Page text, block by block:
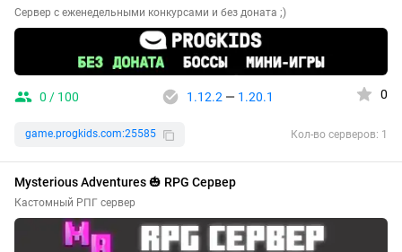
Сервер с еженедельными конкурсами и без доната ;)
0 / 100 1.12.2 — 1.20.1 0
game.progkids.com:25585 Кол-во серверов: 1
Mysterious Adventures 🎃 RPG Сервер
Кастомный РПГ сервер